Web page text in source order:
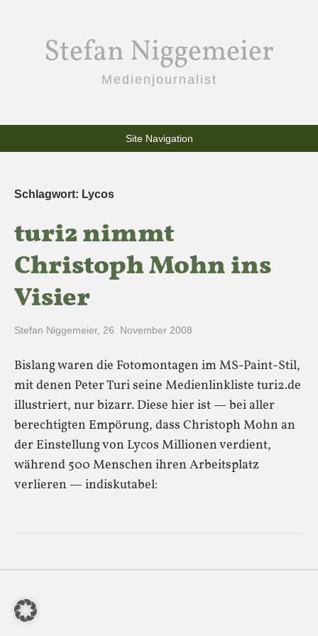
Stefan Niggemeier
Medienjournalist
Site Navigation
Schlagwort: Lycos
turi2 nimmt
Christoph Mohn ins
Visier
Stefan Niggemeier, 26. November 2008
Bislang waren die Fotomontagen im MS-Paint-Stil,
mit denen Peter Turi seine Medienlinkliste turi2.de
illustriert, nur bizarr. Diese hier ist — bei aller
berechtigten Empörung, dass Christoph Mohn an
der Einstellung von Lycos Millionen verdient,
während 500 Menschen ihren Arbeitsplatz
verlieren — indiskutabel: